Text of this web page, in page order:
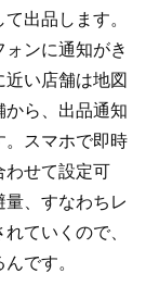
出品します。
ンに通知がき
い店舗は地図
から、出品通知
。スマホで即時
わせて設定可
、すなわちレ
ていくので、
です。